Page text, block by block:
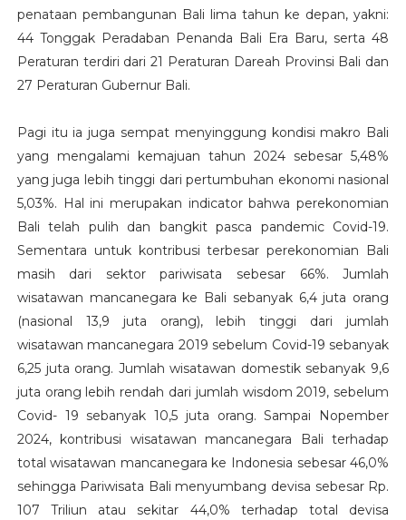
penataan pembangunan Bali lima tahun ke depan, yakni:
44 Tonggak Peradaban Penanda Bali Era Baru, serta 48
Peraturan terdiri dari 21 Peraturan Dareah Provinsi Bali dan
27 Peraturan Gubernur Bali.
Pagi itu ia juga sempat menyinggung kondisi makro Bali
yang mengalami kemajuan tahun 2024 sebesar 5,48%
yang juga lebih tinggi dari pertumbuhan ekonomi nasional
5,03%. Hal ini merupakan indicator bahwa perekonomian
Bali telah pulih dan bangkit pasca pandemic Covid-19.
Sementara untuk kontribusi terbesar perekonomian Bali
masih dari sektor pariwisata sebesar 66%. Jumlah
wisatawan mancanegara ke Bali sebanyak 6,4 juta orang
(nasional 13,9 juta orang), lebih tinggi dari jumlah
wisatawan mancanegara 2019 sebelum Covid-19 sebanyak
6,25 juta orang. Jumlah wisatawan domestik sebanyak 9,6
juta orang lebih rendah dari jumlah wisdom 2019, sebelum
Covid- 19 sebanyak 10,5 juta orang. Sampai Nopember
2024, kontribusi wisatawan mancanegara Bali terhadap
total wisatawan mancanegara ke Indonesia sebesar 46,0%
sehingga Pariwisata Bali menyumbang devisa sebesar Rp.
107 Triliun atau sekitar 44,0% terhadap total devisa